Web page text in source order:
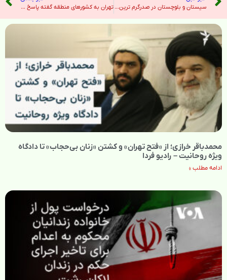
سیستان و بلوچستان در صدرگرم ترین شهرهای کشور قرار گرفت – خبرگزاری ایرنا تهران به کشورهای منطقه گفته پاسخ پیچیده به اسرائیل می‌دهد – صدای آمریکا
محمدباقر خرازی؛ از «فتح تهران» و کشتن «زنان بی‌حجاب» تا دادگاه
ویژه روحانیت – رادیو فردا
ادامه مطلب »